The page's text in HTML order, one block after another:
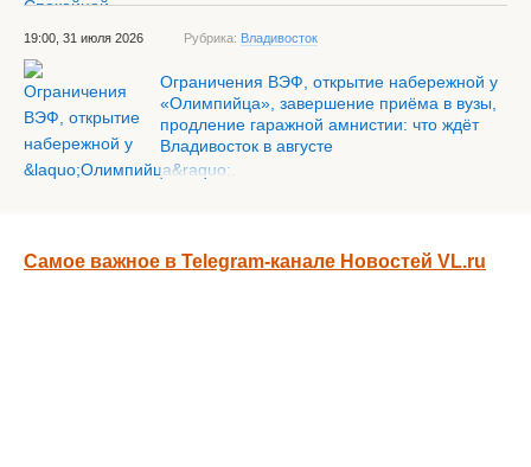
19:00, 31 июля 2026 Рубрика: Владивосток
Ограничения ВЭФ, открытие набережной у
«Олимпийца», завершение приёма в вузы,
продление гаражной амнистии: что ждёт
Владивосток в августе
Самое важное в Telegram-канале Новостей VL.ru